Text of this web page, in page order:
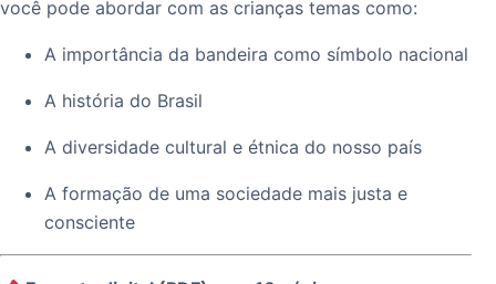
você pode abordar com as crianças temas como:
A importância da bandeira como símbolo nacional
A história do Brasil
A diversidade cultural e étnica do nosso país
A formação de uma sociedade mais justa e
consciente